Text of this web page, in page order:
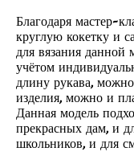
Благодаря мастер-
круглую кокетку и
для вязания
учётом
длину рукава,
изделия, можно и
Данная модель
прекрасных дам, и
школьников, и для